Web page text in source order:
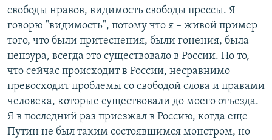
свободы нравов, видимость свободы прессы. Я
говорю "видимость", потому что я – живой пример
того, что были притеснения, были гонения, была
цензура, всегда это существовало в России. Но то,
что сейчас происходит в России, несравнимо
превосходит проблемы со свободой слова и правами
человека, которые существовали до моего отъезда.
Я в последний раз приезжал в Россию, когда еще
Путин не был таким состоявшимся монстром, но